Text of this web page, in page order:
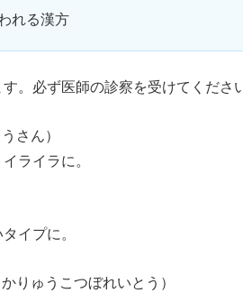
れる漢方
。必ず医師の診察を受けてくださ
さん）
ライラに。
イプに。
りゅうこつぼれいとう）